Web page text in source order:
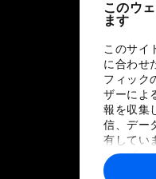
このウ
ます
このサイ
に合わせ
フィック
ザーによ
報を収集
信、デー
有してい
ユーザ
報や各パ